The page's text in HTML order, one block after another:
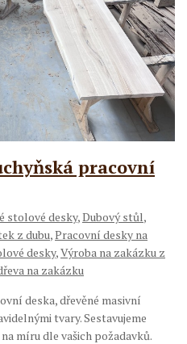
pracovní
stolové desky,Dubový stůl,
z dubu,Pracovní desky na
desky,Výroba na zakázku z
na zakázku
deska, dřevěné masivní
tvary. Sestavujeme
míru dle vašich požadavků.